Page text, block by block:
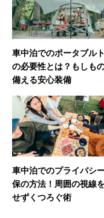
車中泊でのポータブル
の必要性とは？もしも
備える安心装備
車中泊でのプライバシ
保の方法！周囲の視線
せずくつろぐ術